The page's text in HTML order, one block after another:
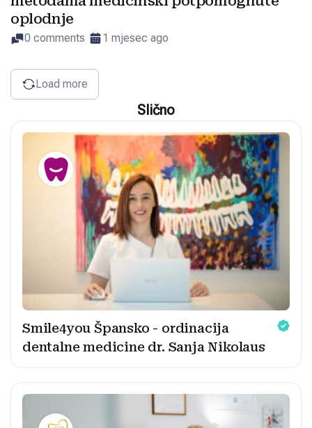
oplodnje
0 comments 1 mjesec ago
Load more
Slično
Smile4you Špansko - ordinacija
dentalne medicine dr. Sanja Nikolaus